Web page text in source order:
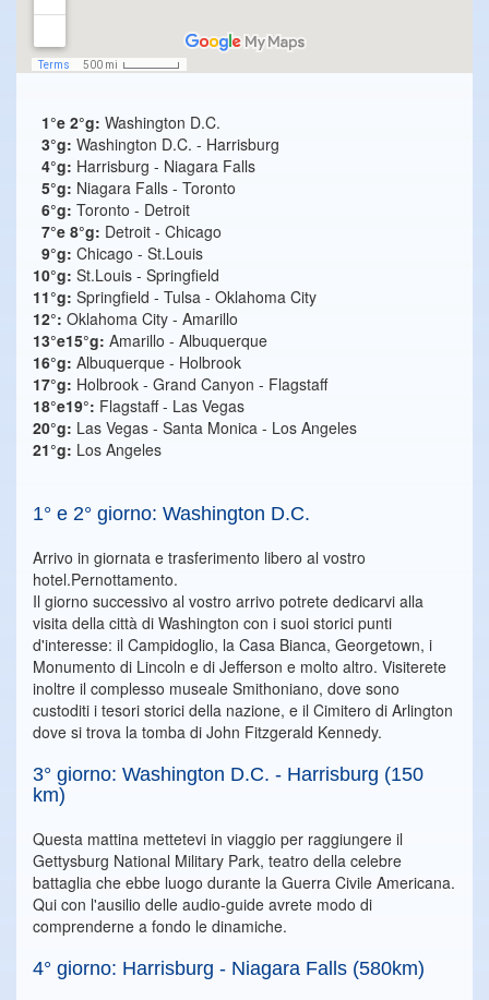
1°e 2°g: Washington D.C.
3°g: Washington D.C. - Harrisburg
4°g: Harrisburg - Niagara Falls
5°g: Niagara Falls - Toronto
6°g: Toronto - Detroit
7°e 8°g: Detroit - Chicago
9°g: Chicago - St.Louis
10°g: St.Louis - Springfield
11°g: Springfield - Tulsa - Oklahoma City
12°: Oklahoma City - Amarillo
13°e15°g: Amarillo - Albuquerque
16°g: Albuquerque - Holbrook
17°g: Holbrook - Grand Canyon - Flagstaff
18°e19°: Flagstaff - Las Vegas
20°g: Las Vegas - Santa Monica - Los Angeles
21°g: Los Angeles
1° e 2° giorno: Washington D.C.
Arrivo in giornata e trasferimento libero al vostro
hotel.Pernottamento.
Il giorno successivo al vostro arrivo potrete dedicarvi alla
visita della città di Washington con i suoi storici punti
d'interesse: il Campidoglio, la Casa Bianca, Georgetown, i
Monumento di Lincoln e di Jefferson e molto altro. Visiterete
inoltre il complesso museale Smithoniano, dove sono
custoditi i tesori storici della nazione, e il Cimitero di Arlington
dove si trova la tomba di John Fitzgerald Kennedy.
3° giorno: Washington D.C. - Harrisburg (150
km)
Questa mattina mettetevi in viaggio per raggiungere il
Gettysburg National Military Park, teatro della celebre
battaglia che ebbe luogo durante la Guerra Civile Americana.
Qui con l'ausilio delle audio-guide avrete modo di
comprenderne a fondo le dinamiche.
4° giorno: Harrisburg - Niagara Falls (580km)